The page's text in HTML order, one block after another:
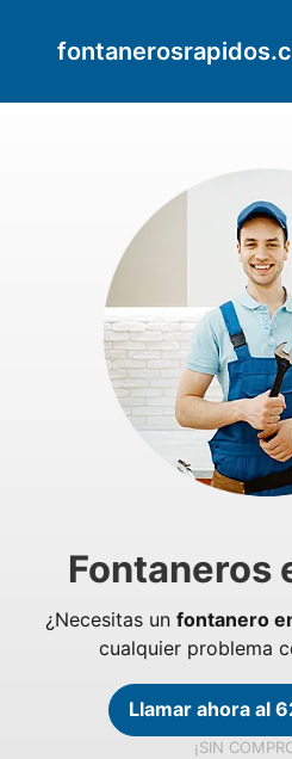
Fontaneros
¿Necesitas un fontanero
cualquier problema
Llamar ahora al
¡SIN